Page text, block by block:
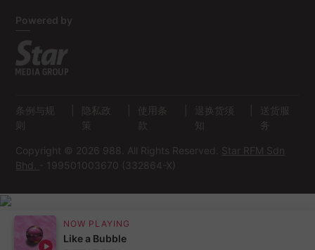
NOW PLAYING
Like a Bubble
Powered by
Copyright © 2026 988. All Rights Reserved. Star RFM Sdn
Bhd.
- 199501003670 (332864-X)
条例与规
则
隐私政
策
使用条
款
退换货须
知
送货服
务